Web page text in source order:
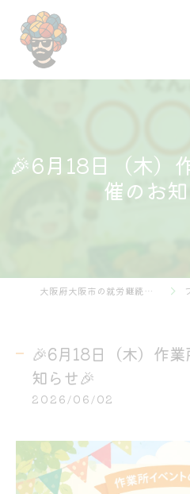
🎉6月18日（木）
催のお
大阪府大阪市の就労継続支援B型なら株式会社あふろ
🎉6月18日（木）作
知らせ🎉
2026/06/02